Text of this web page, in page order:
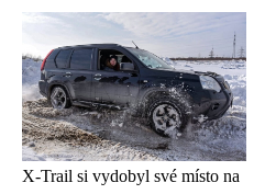
X-Trail si vydobyl své místo na